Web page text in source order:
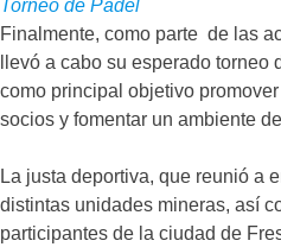
Torneo de Pádel
Finalmente, como parte de las
llevó a cabo su esperado
como principal objetivo
socios y fomentar un ambiente
La justa deportiva, que reunió a
distintas unidades mineras, así
participantes de la ciudad de